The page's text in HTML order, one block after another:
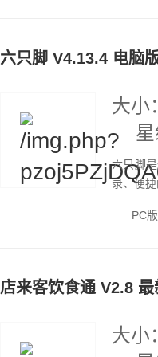
六只脚 V4.13.4 电脑
大小
星
六只脚
录、便
PC版
店来客饮食通 V2.8
大小